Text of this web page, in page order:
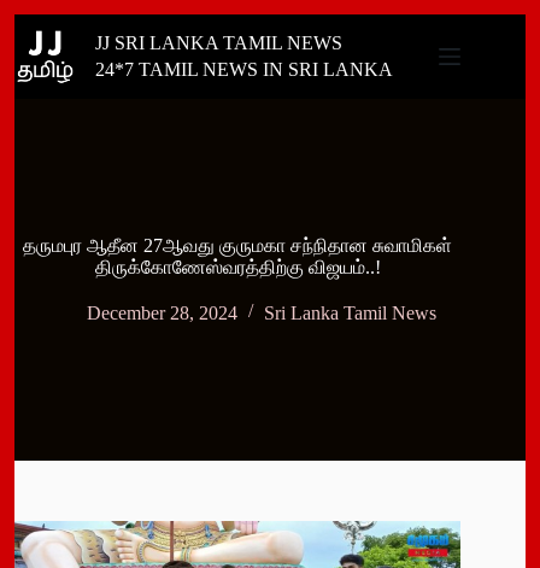
content
JJ SRI LANKA TAMIL NEWS
24*7 TAMIL NEWS IN SRI LANKA
தருமபுர ஆதீன 27ஆவது குருமகா சந்நிதான சுவாமிகள்
திருக்கோணேஸ்வரத்திற்கு விஜயம்..!
December 28, 2024 Sri Lanka Tamil News